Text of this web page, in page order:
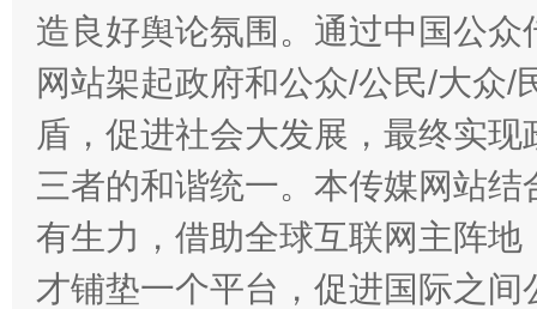
造良好舆论氛围。通过中国公
网站架起政府和公众/公民/大众
盾，促进社会大发展，最终实
三者的和谐统一。本传媒网站
有生力，借助全球互联网主阵
才铺垫一个平台，促进国际之